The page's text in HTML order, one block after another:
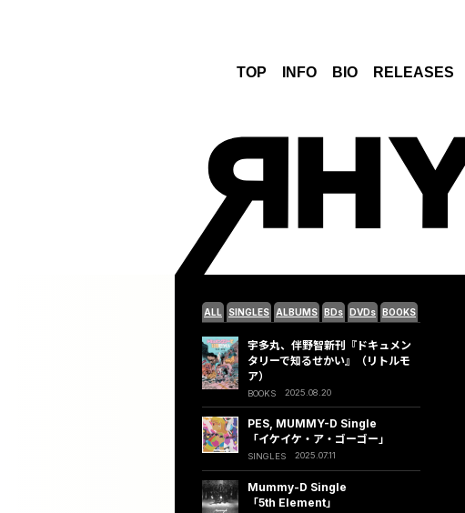
TOP INFO BIO RELEASES
ALL SINGLES ALBUMS BDs DVDs BOOKS
宇多丸、伴野智新刊『ドキュメン
タリーで知るせかい』（リトルモ
ア）
BOOKS 2025.08.20
PES, MUMMY-D Single
「イケイケ・ア・ゴーゴー」
SINGLES 2025.07.11
Mummy-D Single
「5th Element」